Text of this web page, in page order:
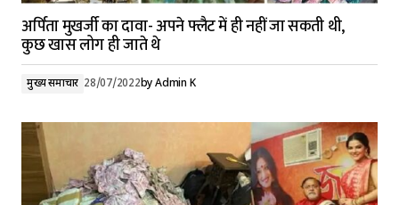
अर्पिता मुखर्जी का दावा- अपने फ्लैट में ही नहीं जा सकती थी,
कुछ खास लोग ही जाते थे
मुख्य समाचार 28/07/2022byAdmin K